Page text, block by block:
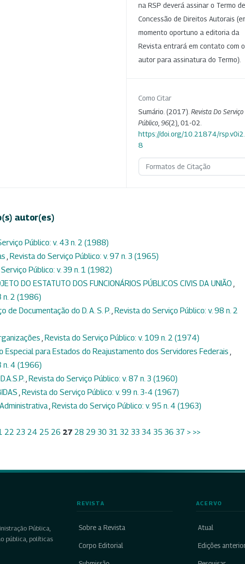
na RSP deverá assinar o Termo de
Concessão de Direitos Autorais
momento oportuno a editoria da
Revista entrará em contato com o
autor para assinatura do Termo).
Como Citar
Sumário. (2017). Revista Do Serviço
Público 96(2), 01-02.
https://doi.org/10.21874/
8
Formatos de Citação
autor(es)
Público: v. 43 n. 2 (1988)
, Revista do Serviço Público: v. 97 n. 3 (1965)
Público: v. 39 n. 1 (1982)
DO ESTATUTO DOS FUNCIONÁRIOS PÚBLICOS CIVIS DA UNIÃO ,
n. 2 (1986)
de Documentação do D. A. S. P., Revista do Serviço Público: v. 98 n. 2
, Revista do Serviço Público: v. 109 n. 2 (1974)
Especial para Estados do Reajustamento dos Servidores Federais ,
n. 4 (1966)
, Revista do Serviço Público: v. 87 n. 3 (1960)
, Revista do Serviço Público: v. 99 n. 3-4 (1967)
, Revista do Serviço Público: v. 95 n. 4 (1963)
22 23 24 25 26 27 28 29 30 31 32 33 34 35 36 37 > >>
Pública,
pública, políticas
REVISTA
Sobre a Revista
Corpo Editorial
ACERVO
Atual
Edições